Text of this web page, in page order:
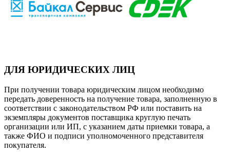
ДЛЯ ЮРИДИЧЕСКИХ ЛИЦ
При получении товара юридическим лицом необходимо
передать доверенность на получение товара, заполненную в
соответствии с законодательством РФ или поставить на
экземпляры документов поставщика круглую печать
организации или ИП, с указанием даты приемки товара, а
также ФИО и подписи уполномоченного представителя
покупателя.